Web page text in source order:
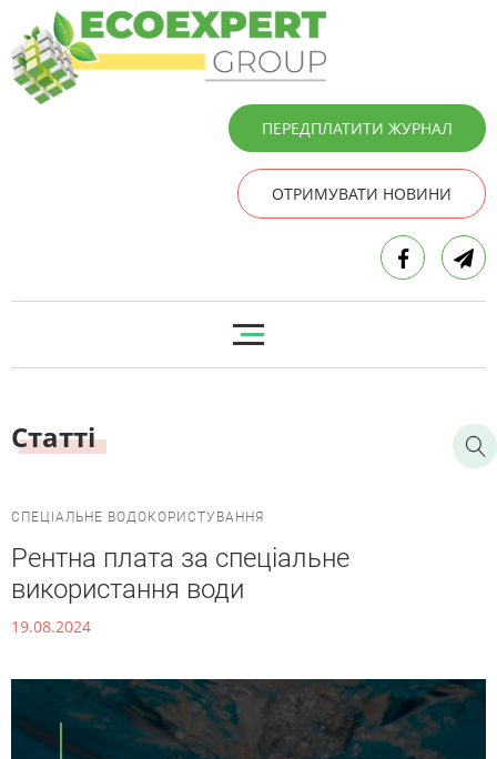
ПЕРЕДПЛАТИТИ ЖУРНАЛ
ОТРИМУВАТИ НОВИНИ
Статті
СПЕЦІАЛЬНЕ ВОДОКОРИСТУВАННЯ
Рентна плата за спеціальне
використання води
19.08.2024